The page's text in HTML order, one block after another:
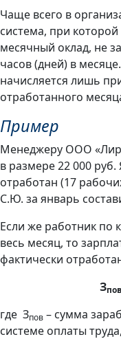
Чаще всего в
система, при которой
месячный оклад, не
часов (дней) в
начисляется лишь
отработанного
Пример
Менеджеру ООО
в размере 22 000
отработан (17
С.Ю. за январь
Если же работник по
весь месяц, то
фактически
Зпов
где Зпов – сумма
системе оплаты труда,